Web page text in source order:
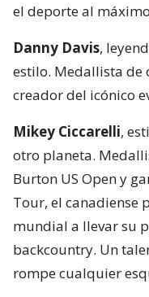
el deporte al
Danny Davis,
estilo. Medallista de
creador del icónico
Mikey Ciccarelli,
otro planeta.
Burton US Open y
Tour, el canadiense
mundial a llevar su
backcountry. Un
rompe cualquier